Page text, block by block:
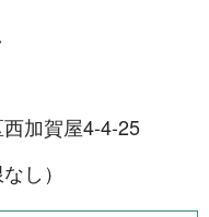
加賀屋4-4-25
し）